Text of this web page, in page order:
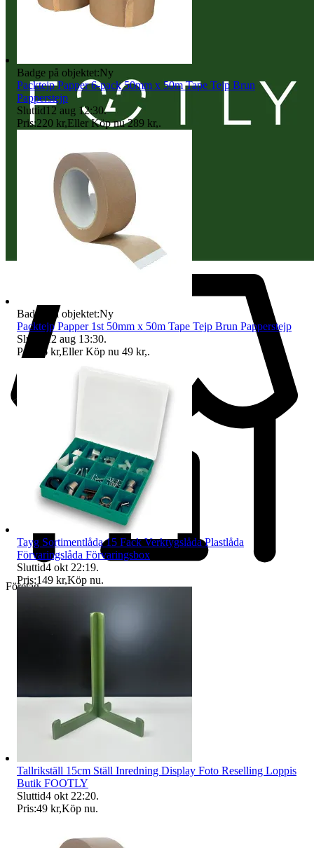
Företag
Badge på objektet:Ny
Packtejp Papper 6-pack 50mm x 50m Tape Tejp Brun
Papperstejp
Sluttid12 aug 12:30.
Pris:220 kr,Eller Köp nu 289 kr,.
Badge på objektet:Ny
Packtejp Papper 1st 50mm x 50m Tape Tejp Brun Papperstejp
Sluttid
12 aug 13:30.
Pris:
36 kr,Eller Köp nu 49 kr,.
Tayg Sortimentlåda 15 Fack Verktygslåda Plastlåda
Förvaringslåda Förvaringsbox
Sluttid4 okt 22:19.
Pris:149 kr,Köp nu.
Tallrikställ 15cm Ställ Inredning Display Foto Reselling Loppis
Butik FOOTLY
Sluttid4 okt 22:20.
Pris:49 kr,Köp nu.